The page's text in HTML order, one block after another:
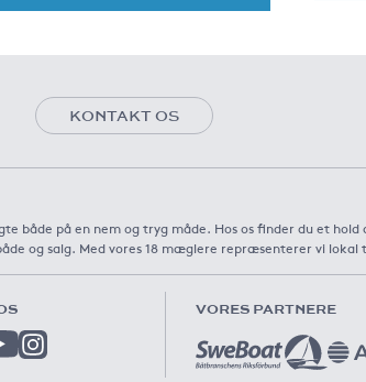
KONTAKT OS
både på en nem og tryg måde. Hos os finder du et
og salg. Med vores 18 mæglere repræsenterer vi
VORES PARTNERE